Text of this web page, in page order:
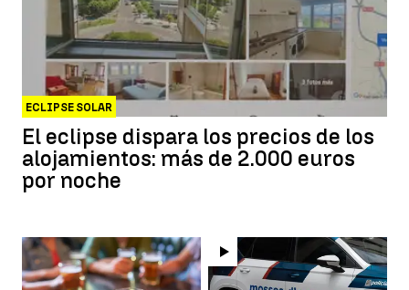
ECLIPSE SOLAR
El eclipse dispara los precios de los
alojamientos: más de 2.000 euros
por noche